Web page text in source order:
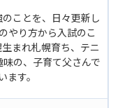
ことを、日々更新し
やり方から入試のこ
まれ札幌育ち、テニ
の、子育て父さんで
す。